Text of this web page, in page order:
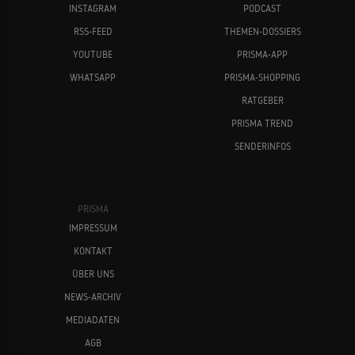
INSTAGRAM
RSS-FEED
YOUTUBE
WHATSAPP
PODCAST
THEMEN-DOSSIERS
PRISMA-APP
PRISMA-SHOPPING
RATGEBER
PRISMA TREND
SENDERINFOS
PRISMA
IMPRESSUM
KONTAKT
ÜBER UNS
NEWS-ARCHIV
MEDIADATEN
AGB